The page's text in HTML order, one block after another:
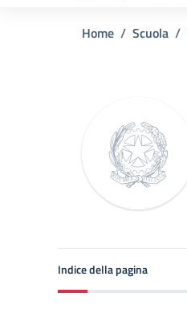
Home Scuola
Indice della pagina